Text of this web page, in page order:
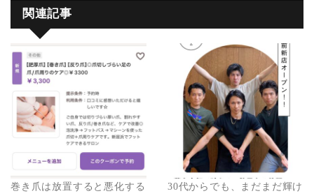
関連記事
巻き爪は放置すると悪化する
30代からでも、まだまだ輝け